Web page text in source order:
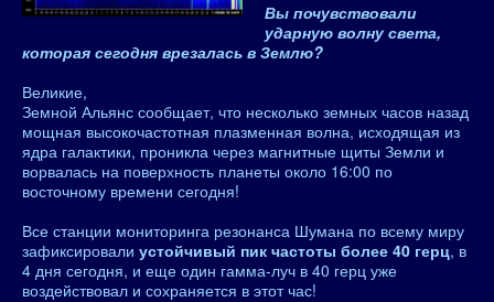
Вы почувствовали
ударную волну света,
которая сегодня врезалась в Землю?
Великие,
Земной Альянс сообщает, что несколько земных часов назад
мощная высокочастотная плазменная волна, исходящая из
ядра галактики, проникла через магнитные щиты Земли и
ворвалась на поверхность планеты около 16:00 по
восточному времени сегодня!
Все станции мониторинга резонанса Шумана по всему миру
зафиксировали устойчивый пик частоты более 40 герц, в
4 дня сегодня, и еще один гамма-луч в 40 герц уже
воздействовал и сохраняется в этот час!